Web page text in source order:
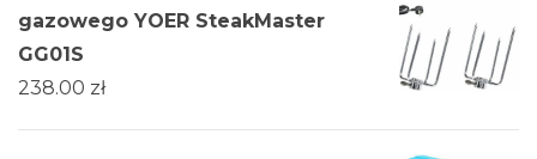
gazowego YOER SteakMaster
GG01S
238.00 zł